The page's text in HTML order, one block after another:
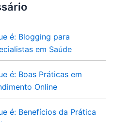
é: Blogging para
em Saúde
é: Boas Práticas em
Online
é: Benefícios da Prática